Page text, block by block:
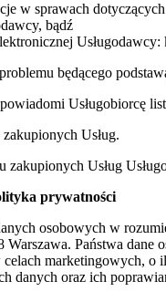
w sprawach
bądź
będącego
Usługobiorcę
Usług.
Usług
prywatności
osobowych w
Warszawa. Państwa
marketingowych, o
danych oraz ich